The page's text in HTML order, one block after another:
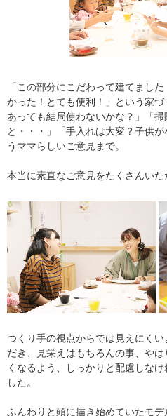
「この部分にこだわって建てまし
かった！とても便利！」という家
あっても結局使わないかな？」「
と・・・」「手入れは大変？子供
うママらしいご意見まで。
本当に素直なご意見をたくさんいた
つくり手の視点からでは見えにく
だき、見栄えはもちろんの事、や
くなるよう、しっかりと配慮しな
した。
ふんわりと頭に描き始めていたモ